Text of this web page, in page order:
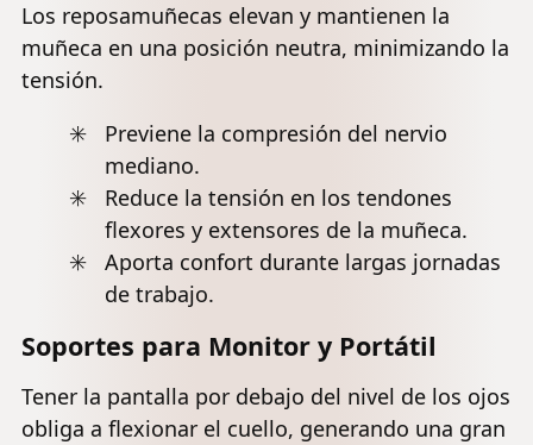
Los reposamuñecas elevan y mantienen la
muñeca en una posición neutra, minimizando la
tensión.
Previene la compresión del nervio
mediano.
Reduce la tensión en los tendones
flexores y extensores de la muñeca.
Aporta confort durante largas jornadas
de trabajo.
Soportes para Monitor y Portátil
Tener la pantalla por debajo del nivel de los ojos
obliga a flexionar el cuello, generando una gran